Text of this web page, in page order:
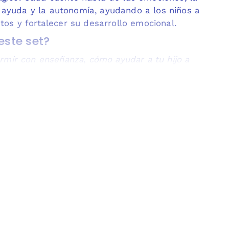
y la autonomía, ayudando a los niños a
y fortalecer su desarrollo emocional.
set?
con enseñanza
cómo ayudar a tu hijo a